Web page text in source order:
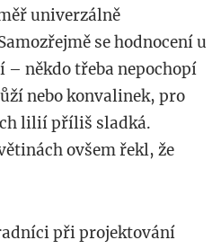
univerzálně
se hodnocení u
někdo třeba nepochopí
nebo konvalinek, pro
lilií příliš sladká.
ovšem řekl, že
při projektování